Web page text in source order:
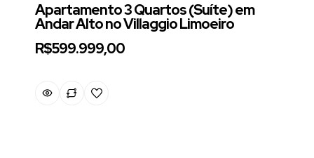
Apartamento 3 Quartos (Suíte) em
Andar Alto no Villaggio Limoeiro
R$599.999,00